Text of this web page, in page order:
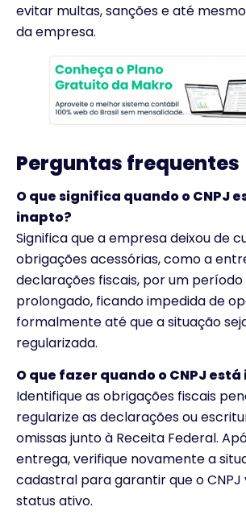
evitar multas, sanções e até
da empresa.
Perguntas frequentes
O que significa quando o CNPJ
inapto?
Significa que a empresa deixou de
obrigações acessórias, como a
declarações fiscais, por um período
prolongado, ficando impedida de
formalmente até que a situação
regularizada.
O que fazer quando o CNPJ
Identifique as obrigações fiscais
regularize as declarações ou
omissas junto à Receita Federal.
entrega, verifique novamente a
cadastral para garantir que o CNPJ
status ativo.